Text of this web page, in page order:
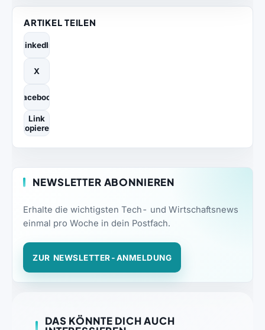
ARTIKEL TEILEN
LinkedIn
X
Facebook
Link
kopieren
NEWSLETTER ABONNIEREN
Erhalte die wichtigsten Tech- und Wirtschaftsnews
einmal pro Woche in dein Postfach.
ZUR NEWSLETTER-ANMELDUNG
DAS KÖNNTE DICH AUCH